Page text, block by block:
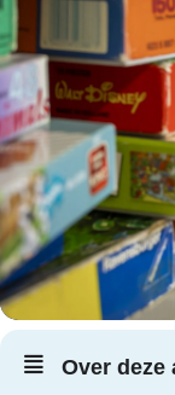
Over deze